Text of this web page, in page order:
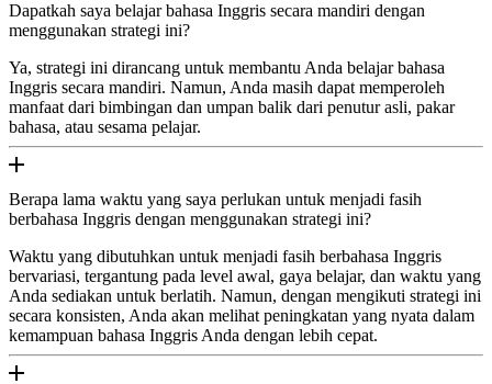
Dapatkah saya belajar bahasa Inggris secara mandiri dengan
menggunakan strategi ini?
Ya, strategi ini dirancang untuk membantu Anda belajar bahasa
Inggris secara mandiri. Namun, Anda masih dapat memperoleh
manfaat dari bimbingan dan umpan balik dari penutur asli, pakar
bahasa, atau sesama pelajar.
Berapa lama waktu yang saya perlukan untuk menjadi fasih
berbahasa Inggris dengan menggunakan strategi ini?
Waktu yang dibutuhkan untuk menjadi fasih berbahasa Inggris
bervariasi, tergantung pada level awal, gaya belajar, dan waktu yang
Anda sediakan untuk berlatih. Namun, dengan mengikuti strategi ini
secara konsisten, Anda akan melihat peningkatan yang nyata dalam
kemampuan bahasa Inggris Anda dengan lebih cepat.